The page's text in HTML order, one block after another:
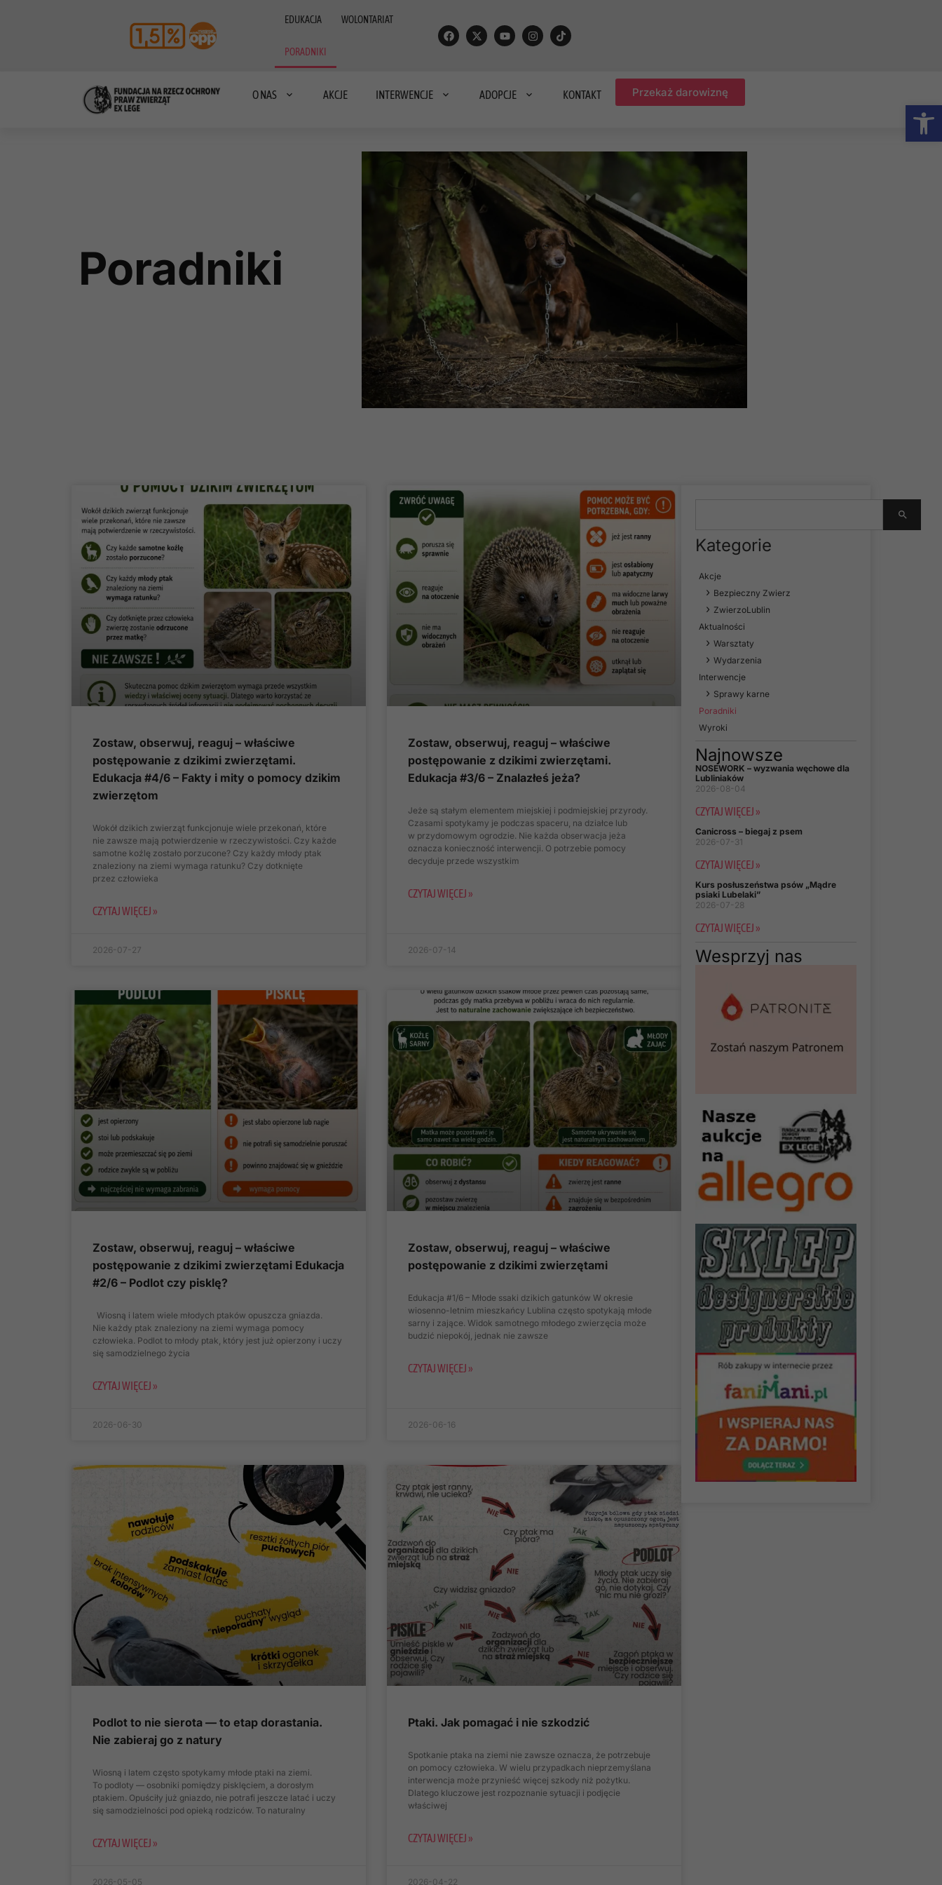
EDUKACJA WOLONTARIAT
PORADNIKI
O NAS AKCJE INTERWENCJE ADOPCJE KONTAKT Przekaż darowiznę
Poradniki
Zostaw, obserwuj, reaguj – właściwe
postępowanie z dzikimi zwierzętami.
Edukacja #4/6 – Fakty i mity o pomocy dzikim
zwierzętom
Wokół dzikich zwierząt funkcjonuje wiele przekonań, które
nie zawsze mają potwierdzenie w rzeczywistości. Czy każde
samotne koźlę zostało porzucone? Czy każdy młody ptak
znaleziony na ziemi wymaga ratunku? Czy dotknięte
przez człowieka
CZYTAJ WIĘCEJ »
2026-07-27
Zostaw, obserwuj, reaguj – właściwe
postępowanie z dzikimi zwierzętami.
Edukacja #3/6 – Znalazłeś jeża?
Jeże są stałym elementem miejskiej i podmiejskiej przyrody.
Czasami spotykamy je podczas spaceru, na działce lub
w przydomowym ogrodzie. Nie każda obserwacja jeża
oznacza konieczność interwencji. O potrzebie pomocy
decyduje przede wszystkim
CZYTAJ WIĘCEJ »
2026-07-14
Zostaw, obserwuj, reaguj – właściwe
postępowanie z dzikimi zwierzętami Edukacja
#2/6 – Podlot czy pisklę?
Wiosną i latem wiele młodych ptaków opuszcza gniazda.
Nie każdy ptak znaleziony na ziemi wymaga pomocy
człowieka. Podlot to młody ptak, który jest już opierzony i uczy
się samodzielnego życia
CZYTAJ WIĘCEJ »
2026-06-30
Zostaw, obserwuj, reaguj – właściwe
postępowanie z dzikimi zwierzętami
Edukacja #1/6 – Młode ssaki dzikich gatunków W okresie
wiosenno-letnim mieszkańcy Lublina często spotykają młode
sarny i zające. Widok samotnego młodego zwierzęcia może
budzić niepokój, jednak nie zawsze
CZYTAJ WIĘCEJ »
2026-06-16
Podlot to nie sierota — to etap dorastania.
Nie zabieraj go z natury
Wiosną i latem często spotykamy młode ptaki na ziemi.
To podloty — osobniki pomiędzy pisklęciem, a dorosłym
ptakiem. Opuściły już gniazdo, nie potrafi jeszcze latać i uczy
się samodzielności pod opieką rodziców. To naturalny
CZYTAJ WIĘCEJ »
2026-05-05
Ptaki. Jak pomagać i nie szkodzić
Spotkanie ptaka na ziemi nie zawsze oznacza, że potrzebuje
on pomocy człowieka. W wielu przypadkach nieprzemyślana
interwencja może przynieść więcej szkody niż pożytku.
Dlatego kluczowe jest rozpoznanie sytuacji i podjęcie
właściwej
CZYTAJ WIĘCEJ »
2026-04-22
Kategorie
Akcje
Bezpieczny Zwierz
ZwierzoLublin
Aktualności
Warsztaty
Wydarzenia
Interwencje
Sprawy karne
Poradniki
Wyroki
Najnowsze
NOSEWORK – wyzwania węchowe dla
Lubliniaków
2026-08-04
CZYTAJ WIĘCEJ »
Canicross – biegaj z psem
2026-07-31
CZYTAJ WIĘCEJ »
Kurs posłuszeństwa psów „Mądre
psiaki Lubelaki”
2026-07-28
CZYTAJ WIĘCEJ »
Wesprzyj nas